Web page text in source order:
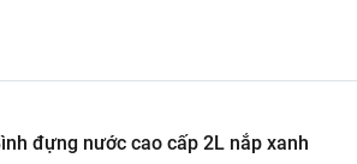
đựng nước cao cấp 2L nắp xanh